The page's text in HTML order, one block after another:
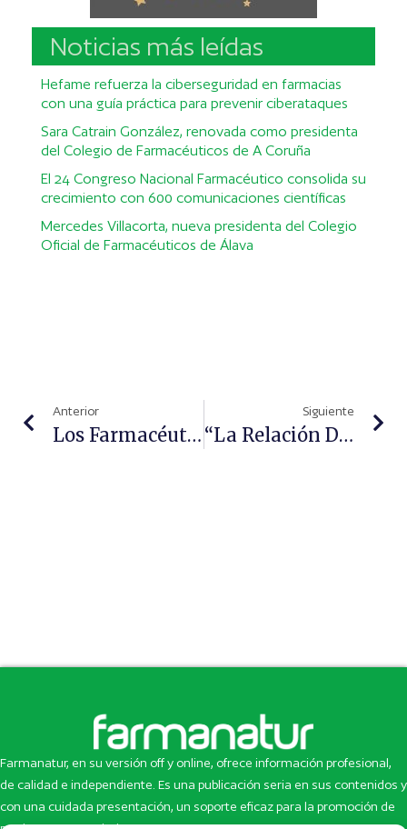
Noticias más leídas
Hefame refuerza la ciberseguridad en farmacias
con una guía práctica para prevenir ciberataques
Sara Catrain González, renovada como presidenta
del Colegio de Farmacéuticos de A Coruña
El 24 Congreso Nacional Farmacéutico consolida su
crecimiento con 600 comunicaciones científicas
Mercedes Villacorta, nueva presidenta del Colegio
Oficial de Farmacéuticos de Álava
Anterior
Los Farmacéuticos De Galicia Denuncian El Reparto Ilegal De Medicamentos A Domicilio
Siguiente
“La Relación Directa Con El Paciente Es Fundamental Y Vital Para El Futuro De La Farmacia”, Manuel Martínez Del Peral, Presidente Del COFM
Farmanatur, en su versión off y online, ofrece información profesional,
de calidad e independiente. Es una publicación seria en sus contenidos y
con una cuidada presentación, un soporte eficaz para la promoción de